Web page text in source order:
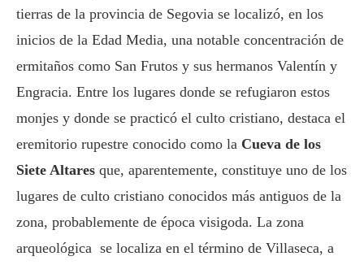
tierras de la provincia de Segovia se localizó, en los
inicios de la Edad Media, una notable concentración de
ermitaños como San Frutos y sus hermanos Valentín y
Engracia. Entre los lugares donde se refugiaron estos
monjes y donde se practicó el culto cristiano, destaca el
eremitorio rupestre conocido como la Cueva de los
Siete Altares que, aparentemente, constituye uno de los
lugares de culto cristiano conocidos más antiguos de la
zona, probablemente de época visigoda. La zona
arqueológica se localiza en el término de Villaseca, a